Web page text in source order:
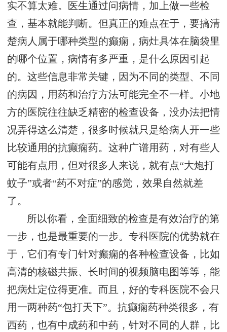
实不算太难。医生通过问病情，加上做一些检
查，基本就能判断。但真正的难点在于，要搞清
楚病人属于哪种类型的癫痫，病灶具体在脑袋里
的哪个位置，病情有多严重，是什么原因引起
的。这些信息非常关键，因为不同的类型、不同
的病因，用药和治疗方法可能完全不一样。小地
方的医院往往缺乏精密的检查设备，没办法把情
况弄得这么清楚，很多时候就只是给病人开一些
比较通用的抗癫痫药。这种广谱用药，对有些人
可能有点用，但对很多人来说，就有点“大炮打
蚊子”或者“药不对症”的感觉，效果自然就差
了。
所以你看，全面细致的检查是有效治疗的第
一步，也是最重要的一步。专科医院的优势就在
于，它们有专门针对癫痫的各种检查设备，比如
高清的核磁共振、长时间的视频脑电图等等，能
把病灶定位得更准。而且，好的专科医院不会只
用一两种药“包打天下”。抗癫痫药种类很多，有
西药，也有中成药和中药，针对不同的人群，比